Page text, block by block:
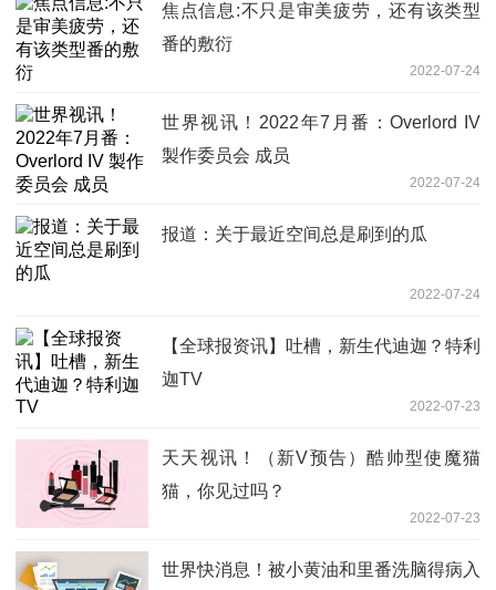
焦点信息:不只是审美疲劳，还有该类型
番的敷衍
2022-07-24
世界视讯！2022年7月番：Overlord IV
製作委员会 成员
2022-07-24
报道：关于最近空间总是刷到的瓜
2022-07-24
【全球报资讯】吐槽，新生代迪迦？特利
迦TV
2022-07-23
天天视讯！（新V预告）酷帅型使魔猫
猫，你见过吗？
2022-07-23
世界快消息！被小黄油和里番洗脑得病入